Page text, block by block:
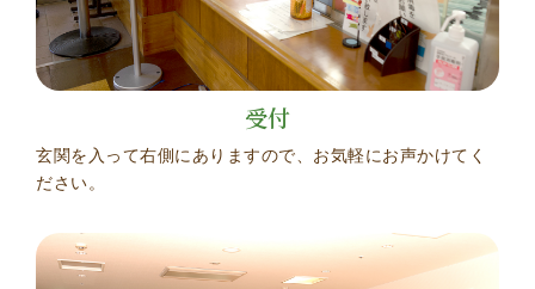
受付
玄関を入って右側にありますので、お気軽にお声かけてく
ださい。